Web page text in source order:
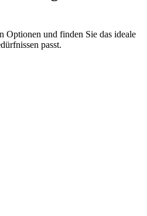
Optionen und finden Sie das ideale
passt.